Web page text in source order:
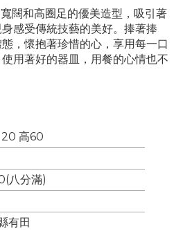
闊和高圈足的優美造型，吸引著
感受傳統技藝的美好。捧著捧
，懷抱著珍惜的心，享用每一口
用著好的器皿，用餐的心情也不
高60
八分滿)
有田